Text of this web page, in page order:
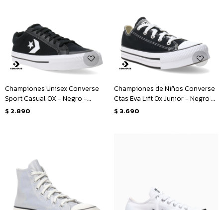
Championes Unisex Converse
Sport Casual OX - Negro -
Blanco
$ 2.890
Championes de Niños Converse
Ctas Eva Lift Ox Junior - Negro -
Blanco
$ 3.690